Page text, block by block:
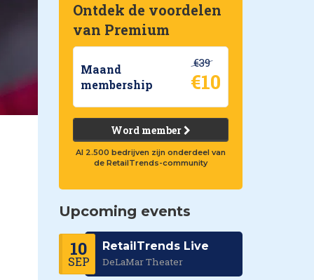
Ontdek de voordelen
van Premium
Maand
membership
€39
€10
Word member
Al 2.500 bedrijven zijn onderdeel van
de RetailTrends-community
Upcoming events
10
SEP
RetailTrends Live
DeLaMar Theater